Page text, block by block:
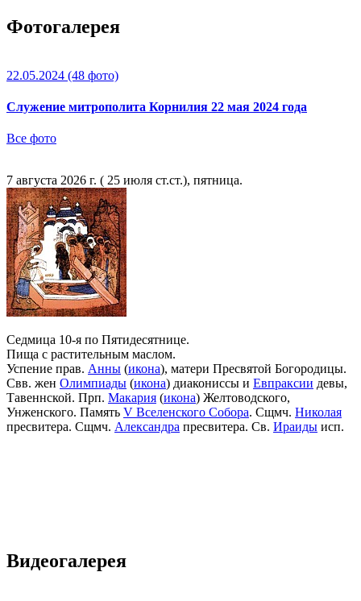
Фотогалерея
22.05.2024 (48 фото)
Служение митрополита Корнилия 22 мая 2024 года
Все фото
7 августа 2026 г. ( 25 июля ст.ст.), пятница.
Седмица 10-я по Пятидесятнице.
Пища с растительным маслом.
Успение прав. Анны (икона), матери Пресвятой Богородицы.
Свв. жен Олимпиады (икона) диакониссы и Евпраксии девы,
Тавеннской. Прп. Макария (икона) Желтоводского,
Унженского. Память V Вселенского Собора. Сщмч. Николая
пресвитера. Сщмч. Александра пресвитера. Св. Ираиды исп.
Видеогалерея